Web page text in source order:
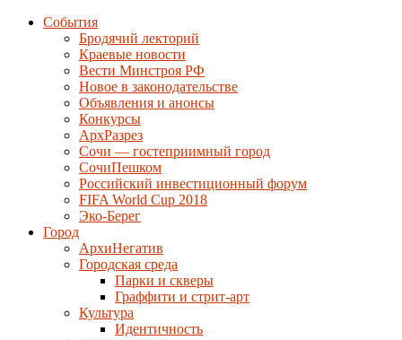
События
Бродячий лекторий
Краевые новости
Вести Минстроя РФ
Новое в законодательстве
Объявления и анонсы
Конкурсы
АрхРазрез
Сочи — гостеприимный город
СочиПешком
Российский инвестиционный форум
FIFA World Cup 2018
Эко-Берег
Город
АрхиНегатив
Городская среда
Парки и скверы
Граффити и стрит-арт
Культура
Идентичность